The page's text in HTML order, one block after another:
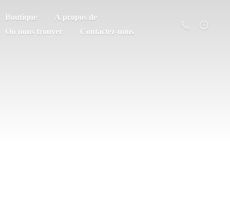
Boutique
À propos de
Où nous trouver
Contactez-nous